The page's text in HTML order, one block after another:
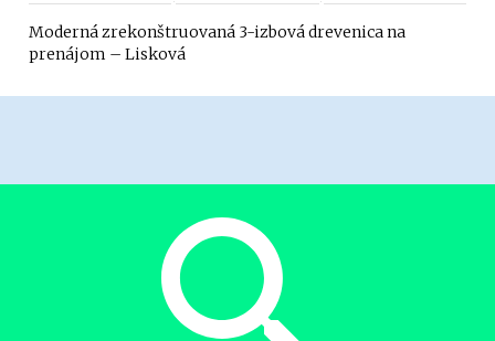
Moderná zrekonštruovaná 3-izbová drevenica na
prenájom – Lisková